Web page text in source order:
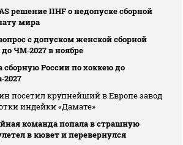
решение IIHF о недопуске сборной
мира
с допуском женской сборной
ЧМ‑2027 в ноябре
сборную России по хоккею до
посетил крупнейший в Европе завод
индейки «Дамате»
команда попала в страшную
в кювет и перевернулся